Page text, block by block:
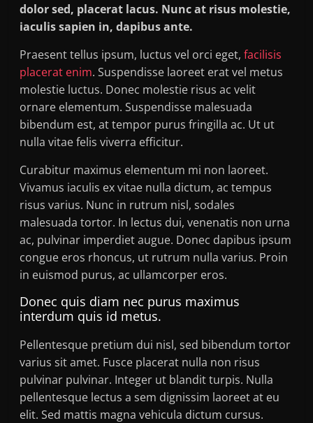
dolor sed, placerat lacus. Nunc at risus molestie,
iaculis sapien in, dapibus ante.
Praesent tellus ipsum, luctus vel orci eget, facilisis
placerat enim. Suspendisse laoreet erat vel metus
molestie luctus. Donec molestie risus ac velit
ornare elementum. Suspendisse malesuada
bibendum est, at tempor purus fringilla ac. Ut ut
nulla vitae felis viverra efficitur.
Curabitur maximus elementum mi non laoreet.
Vivamus iaculis ex vitae nulla dictum, ac tempus
risus varius. Nunc in rutrum nisl, sodales
malesuada tortor. In lectus dui, venenatis non urna
ac, pulvinar imperdiet augue. Donec dapibus ipsum
congue eros rhoncus, ut rutrum nulla varius. Proin
in euismod purus, ac ullamcorper eros.
Donec quis diam nec purus maximus
interdum quis id metus.
Pellentesque pretium dui nisl, sed bibendum tortor
varius sit amet. Fusce placerat nulla non risus
pulvinar pulvinar. Integer ut blandit turpis. Nulla
pellentesque lectus a sem dignissim laoreet at eu
elit. Sed mattis magna vehicula dictum cursus.